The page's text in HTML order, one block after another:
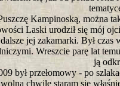
Kampinoską, można
Laski urodził się mój
dalsze jej zakamarki. Był czas
Wreszcie parę lat
ją
był przełomowy - po
chwilę staram się